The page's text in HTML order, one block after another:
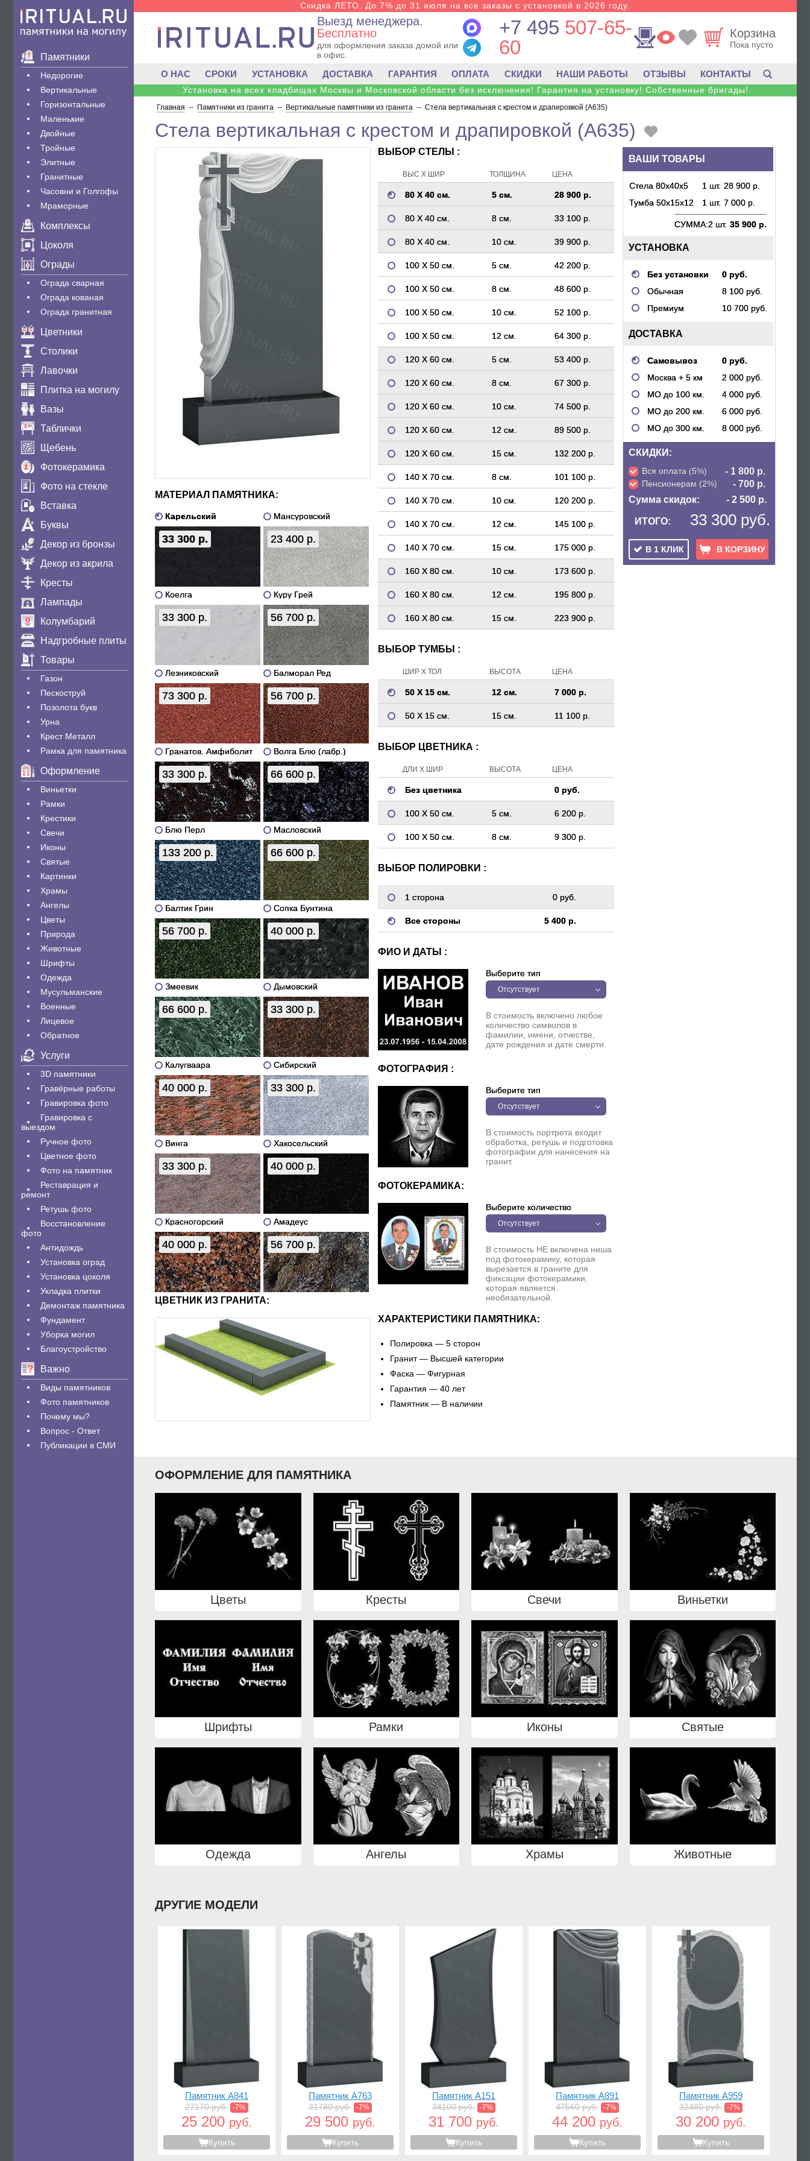
Памятники
Недорогие
Вертикальные
Горизонтальные
Маленькие
Двойные
Тройные
Элитные
Гранитные
Часовни и Голгофы
Мраморные
Комплексы
Цоколя
Ограды
Ограда сварная
Ограда кованая
Ограда гранитная
Цветники
Столики
Лавочки
Плитка на могилу
Вазы
Таблички
Щебень
Фотокерамика
Фото на стекле
Вставка
Буквы
Декор из бронзы
Декор из акрила
Кресты
Лампады
Колумбарий
Надгробные плиты
Товары
Газон
Пескоструй
Позолота букв
Урна
Крест Металл
Рамка для памятника
Оформление
Виньетки
Рамки
Крестики
Свечи
Иконы
Святые
Картинки
Храмы
Ангелы
Цветы
Природа
Животные
Шрифты
Одежда
Мусульманские
Военные
Лицевое
Обратное
Услуги
3D памятники
Гравëрные работы
Гравировка фото
Гравировка с
выездом
Ручное фото
Цветное фото
Фото на памятник
Реставрация и
ремонт
Ретушь фото
Восстановление
фото
Антидождь
Установка оград
Установка цоколя
Укладка плитки
Демонтаж памятника
Фундамент
Уборка могил
Благоустройство
Важно
Виды памятников
Фото памятников
Почему мы?
Вопрос - Ответ
Публикации в СМИ
Скидка ЛЕТО. До 7% до 31 июля на все заказы с установкой в 2026 году.
Выезд менеджера.
Бесплатно
для оформления заказа домой или
в офис.
+7 495 507-65-
60
Корзина
Пока пусто
О НАС СРОКИ УСТАНОВКА ДОСТАВКА ГАРАНТИЯ ОПЛАТА СКИДКИ НАШИ РАБОТЫ ОТЗЫВЫ КОНТАКТЫ
Установка на всех кладбищах Москвы и Московской области без исключения! Гарантия на установку! Собственные бригады!
Главная -- Памятники из гранита -- Вертикальные памятники из гранита -- Стела вертикальная с крестом и драпировкой (A635)
Стела вертикальная с крестом и драпировкой (A635)
ВАШИ ТОВАРЫ
Стела 80х40х5 1 шт. 28 900 р.
Тумба 50х15х12
1 шт. 7 000 р.
СУММА:2 шт. 35 900 р.
УСТАНОВКА
Без установки
0 руб.
Обычная
8 100 руб.
Премиум
10 700 руб.
ДОСТАВКА
Самовывоз
0 руб.
Москва + 5 км
2 000 руб.
МО до 100 км.
4 000 руб.
МО до 200 км.
6 000 руб.
МО до 300 км.
8 000 руб.
СКИДКИ:
Вся оплата (5%) - 1 800 р.
Пенсионерам (2%)
- 700 р.
Сумма скидок:
- 2 500 р.
ИТОГО: 33 300 руб.
В 1 КЛИК В КОРЗИНУ
МАТЕРИАЛ ПАМЯТНИКА:
Карельский
33 300 р.
Мансуровский
23 400 р.
Коелга
33 300 р.
Куру Грей
56 700 р.
Лезниковский
73 300 р.
Балморал Ред
56 700 р.
Гранатов. Амфиболит
33 300 р.
Волга Блю (лабр.)
66 600 р.
Блю Перл
133 200 р.
Масловский
66 600 р.
Балтик Грин
56 700 р.
Сопка Бунтина
40 000 р.
Змеевик
66 600 р.
Дымовский
33 300 р.
Калугваара
40 000 р.
Сибирский
33 300 р.
Винга
33 300 р.
Хакосельский
40 000 р.
Красногорский
40 000 р.
Амадеус
56 700 р.
ЦВЕТНИК ИЗ ГРАНИТА:
ВЫБОР СТЕЛЫ :
ВЫС Х ШИР ТОЛЩИНА ЦЕНА
80 Х 40 см. 5 см. 28 900 р.
80 Х 40 см. 8 см. 33 100 р.
80 Х 40 см. 10 см. 39 900 р.
100 Х 50 см. 5 см. 42 200 р.
100 Х 50 см. 8 см. 48 600 р.
100 Х 50 см. 10 см. 52 100 р.
100 Х 50 см. 12 см. 64 300 р.
120 Х 60 см. 5 см. 53 400 р.
120 Х 60 см. 8 см. 67 300 р.
120 Х 60 см. 10 см. 74 500 р.
120 Х 60 см. 12 см. 89 500 р.
120 Х 60 см. 15 см. 132 200 р.
140 Х 70 см. 8 см. 101 100 р.
140 Х 70 см. 10 см. 120 200 р.
140 Х 70 см. 12 см. 145 100 р.
140 Х 70 см. 15 см. 175 000 р.
160 Х 80 см. 10 см. 173 600 р.
160 Х 80 см. 12 см. 195 800 р.
160 Х 80 см. 15 см. 223 900 р.
ВЫБОР ТУМБЫ :
ШИР Х ТОЛ ВЫСОТА ЦЕНА
50 Х 15 см. 12 см. 7 000 р.
50 Х 15 см. 15 см. 11 100 р.
ВЫБОР ЦВЕТНИКА :
ДЛИ Х ШИР ВЫСОТА ЦЕНА
Без цветника 0 руб.
100 Х 50 см. 5 см. 6 200 р.
100 Х 50 см. 8 см. 9 300 р.
ВЫБОР ПОЛИРОВКИ :
1 сторона 0 руб.
Все стороны 5 400 р.
ФИО И ДАТЫ :
Выберите тип
Отсутствует
В стоимость включено любое
количество символов в
фамилии, имени, отчестве,
дате рождения и дате смерти.
ФОТОГРАФИЯ :
Выберите тип
Отсутствует
В стоимость портрета входит
обработка, ретушь и подготовка
фотографии для нанесения на
гранит.
ФОТОКЕРАМИКА:
Выберите количество
Отсутствует
В стоимость НЕ включена ниша
под фотокерамику, которая
вырезается в граните для
фиксации фотокерамики,
которая является
необязательной.
ХАРАКТЕРИСТИКИ ПАМЯТНИКА:
Полировка — 5 сторон
Гранит — Высшей категории
Фаска — Фигурная
Гарантия — 40 лет
Памятник — В наличии
ОФОРМЛЕНИЕ ДЛЯ ПАМЯТНИКА
Цветы Кресты Свечи Виньетки
Шрифты Рамки Иконы Святые
Одежда Ангелы Храмы Животные
ДРУГИЕ МОДЕЛИ
Памятник A841
27170 руб. -7%
25 200 руб.
Купить
Памятник A763
31780 руб. -7%
29 500 руб.
Купить
Памятник A151
34100 руб. -7%
31 700 руб.
Купить
Памятник A891
47560 руб. -7%
44 200 руб.
Купить
Памятник A959
32480 руб. -7%
30 200 руб.
Купить